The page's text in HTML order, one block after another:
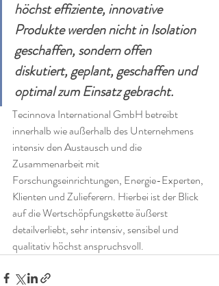
höchst effiziente, innovative
Produkte werden nicht in Isolation
geschaffen, sondern offen
diskutiert, geplant, geschaffen und
optimal zum Einsatz gebracht.
Tecinnova International GmbH betreibt
innerhalb wie außerhalb des Unternehmens
intensiv den Austausch und die
Zusammenarbeit mit
Forschungseinrichtungen, Energie-Experten,
Klienten und Zulieferern. Hierbei ist der Blick
auf die Wertschöpfungskette äußerst
detailverliebt, sehr intensiv, sensibel und
qualitativ höchst anspruchsvoll.